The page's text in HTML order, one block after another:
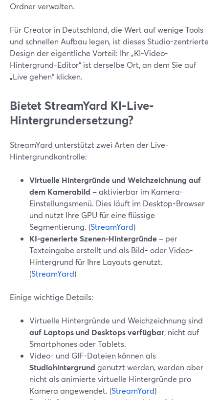
Ordner verwalten.
Für Creator in Deutschland, die Wert auf wenige Tools
und schnellen Aufbau legen, ist dieses Studio-zentrierte
Design der eigentliche Vorteil: Ihr „KI-Video-
Hintergrund-Editor“ ist derselbe Ort, an dem Sie auf
„Live gehen“ klicken.
Bietet StreamYard KI-Live-
Hintergrundersetzung?
StreamYard unterstützt zwei Arten der Live-
Hintergrundkontrolle:
Virtuelle Hintergründe und Weichzeichnung auf
dem Kamerabild – aktivierbar im Kamera-
Einstellungsmenü. Dies läuft im Desktop-Browser
und nutzt Ihre GPU für eine flüssige
Segmentierung. (StreamYard)
KI-generierte Szenen-Hintergründe – per
Texteingabe erstellt und als Bild- oder Video-
Hintergrund für Ihre Layouts genutzt.
(StreamYard)
Einige wichtige Details:
Virtuelle Hintergründe und Weichzeichnung sind
auf Laptops und Desktops verfügbar, nicht auf
Smartphones oder Tablets.
Video- und GIF-Dateien können als
Studiohintergrund genutzt werden, werden aber
nicht als animierte virtuelle Hintergründe pro
Kamera angewendet. (StreamYard)